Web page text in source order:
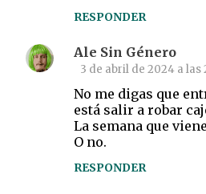
RESPONDER
Ale Sin Género
3 de abril de 2024 a las
No me digas que
está salir a robar
La semana que
O no.
RESPONDER